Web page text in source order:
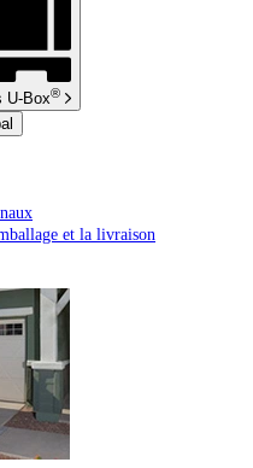
U-Box®
et la livraison